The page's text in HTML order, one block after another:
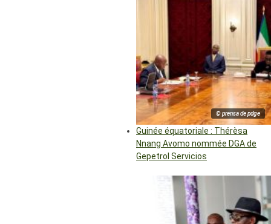
© prensa de pdge
Guinée équatoriale : Thérèsa
Nnang Avomo nommée DGA de
Gepetrol Servicios